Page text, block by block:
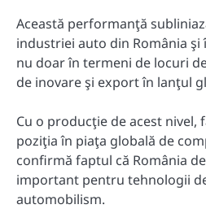
Această performanţă
industriei auto din România şi
nu doar în termeni de locuri
de inovare şi export în lanţul
Cu o producţie de acest nivel,
poziţia în piaţa globală de
confirmă faptul că România
important pentru tehnologii
automobilism.